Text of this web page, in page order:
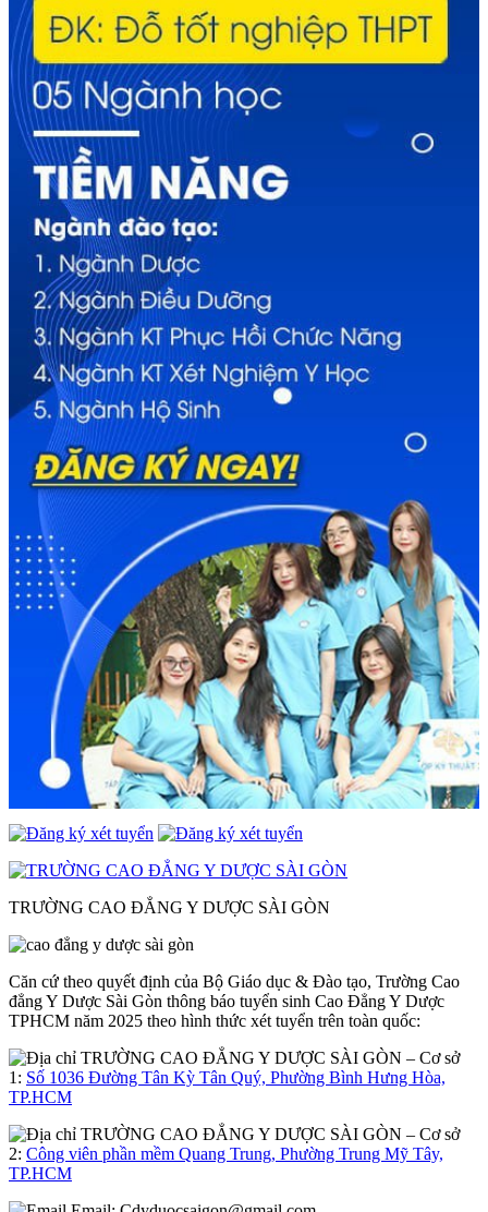
TRƯỜNG CAO ĐẲNG Y DƯỢC SÀI GÒN
Căn cứ theo quyết định của Bộ Giáo dục & Đào tạo, Trường Cao
đẳng Y Dược Sài Gòn thông báo tuyển sinh Cao Đẳng Y Dược
TPHCM năm 2025 theo hình thức xét tuyển trên toàn quốc:
– Cơ sở
1: Số 1036 Đường Tân Kỳ Tân Quý, Phường Bình Hưng Hòa,
TP.HCM
– Cơ sở
2: Công viên phần mềm Quang Trung, Phường Trung Mỹ Tây,
TP.HCM